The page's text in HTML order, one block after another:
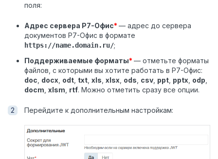
поля:
Адрес сервера Р7-Офис* — адрес до сервера
документов Р7-Офис в формате
https://name.domain.ru/;
Поддерживаемые форматы* — отметьте форматы
файлов, с которыми вы хотите работать в Р7-Офис:
doc docx odt txt xls xlsx ods csv ppt pptx odp
docm xlsm rtf. Можно отметить сразу все опции.
Перейдите к дополнительным настройкам: